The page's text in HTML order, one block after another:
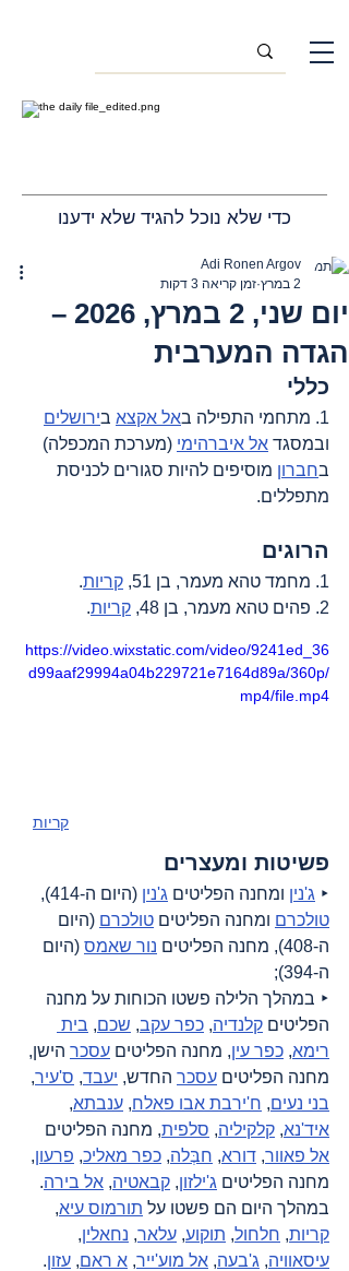
כדי שלא נוכל להגיד שלא ידענו
יום שני, 2 במרץ, 2026 –
הגדה המערבית
Adi Ronen Argov
2 במרץ
זמן קריאה 3 דקות
כללי
1. מתחמי התפילה ב אל אקצא בירושלים
ובמסגד אל איברהימי (מערכת המכפלה)
בחברון מוסיפים להיות סגורים לכניסת
מתפללים.
הרוגים
1. מחמד טהא מעמר, בן 51, קריות.
2. פהים טהא מעמר, בן 48,
קריות.
https://video.wixstatic.com/video/9241ed_36
d99aaf29994a04b229721e7164d89a/360p/
mp4/file.mp4
קריות
פשיטות ומעצרים
‣ ג'נין ומחנה הפליטים ג'נין (היום ה-414),
טולכרם ומחנה הפליטים טולכרם (היום
ה-408), מחנה הפליטים
נור שאמס (היום
ה-394);
‣ במהלך הלילה פשטו הכוחות על מחנה
הפליטים קלנדיה, כפר עקב, שכם, בית
רימא, כפר עין, מחנה הפליטים עסכר הישן,
מחנה הפליטים עסכר החדש, יעבד, ס'עיר,
בני נעים, ח'ירבת אבו פאלח, ענבתא,
איד'נא, קלקיליה, סלפית, מחנה הפליטים
אל פאוור, דורא, חבְּלה, כפר מאליכ, פרעון,
מחנה הפליטים ג'ילזון, קבאטיה, אל בירה.
במהלך היום הם פשטו על תורמוס עיא,
קריות, חלחול, תוקוע, עלאר, נחאלין,
עיסאוויה, ג'בעה, אל מוע'ייר, א ראם, עזון.